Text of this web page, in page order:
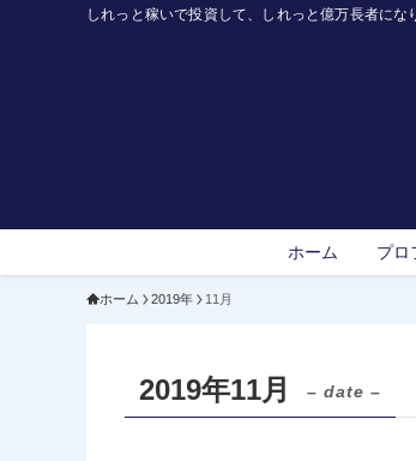
しれっと稼いで投資して、しれっと億万長者にな
ホーム プロ
ホーム 2019年 11月
2019年11月 – date –